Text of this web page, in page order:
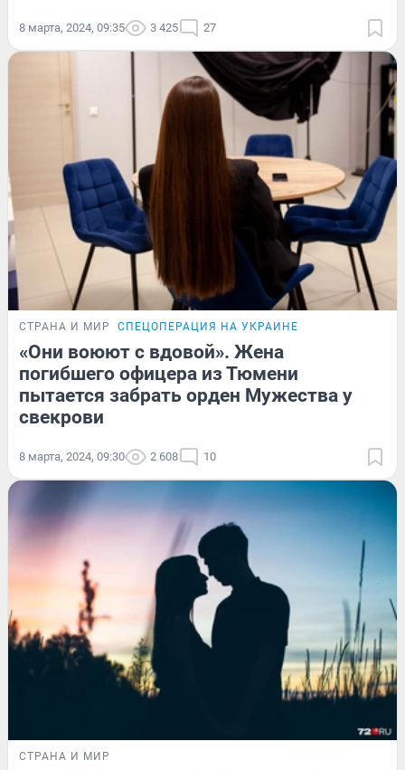
8 марта, 2024, 09:35 3 425 27
СТРАНА И МИР СПЕЦОПЕРАЦИЯ НА УКРАИНЕ
«Они воюют с вдовой». Жена
погибшего офицера из Тюмени
пытается забрать орден Мужества у
свекрови
8 марта, 2024, 09:30 2 608 10
СТРАНА И МИР